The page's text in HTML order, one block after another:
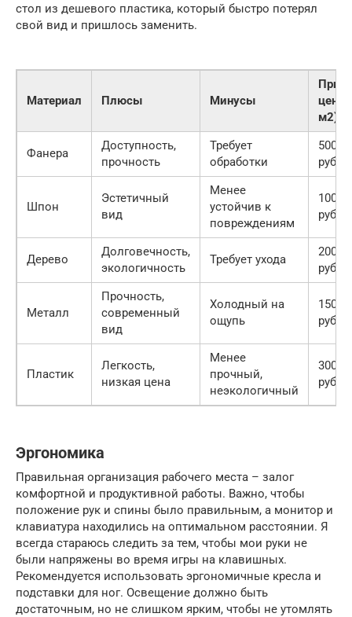
стол из дешевого пластика, который быстро потерял
свой вид и пришлось заменить.
Материал Плюсы Минусы
цена
м2)
Фанера
Доступность,
прочность
Требует
обработки
500-
руб.
Шпон
Эстетичный
вид
Менее
устойчив к
повреждениям
1000-
руб.
Дерево
Долговечность,
экологичность
Требует ухода
2000-
руб.
Металл
Прочность,
современный
вид
Холодный на
ощупь
1500-
руб.
Пластик
Легкость,
низкая цена
Менее
прочный,
неэкологичный
300-
руб.
Эргономика
Правильная организация рабочего места – залог
комфортной и продуктивной работы. Важно, чтобы
положение рук и спины было правильным, а монитор и
клавиатура находились на оптимальном расстоянии. Я
всегда стараюсь следить за тем, чтобы мои руки не
были напряжены во время игры на клавишных.
Рекомендуется использовать эргономичные кресла и
подставки для ног. Освещение должно быть
достаточным, но не слишком ярким, чтобы не утомлять